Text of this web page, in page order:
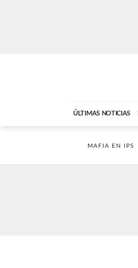
ÚLTIMAS NOTICIAS
MAFIA EN IPS